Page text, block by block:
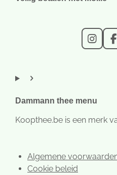
I
n
r
m
F
a
Dammann thee menu
Koopthee.be is een merk
Algemene
Cookie beleid